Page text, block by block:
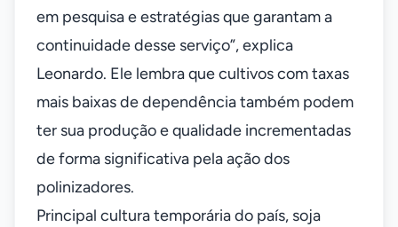
em pesquisa e estratégias que garantam a
continuidade desse serviço”, explica
Leonardo. Ele lembra que cultivos com taxas
mais baixas de dependência também podem
ter sua produção e qualidade incrementadas
de forma significativa pela ação dos
polinizadores.
Principal cultura temporária do país, soja